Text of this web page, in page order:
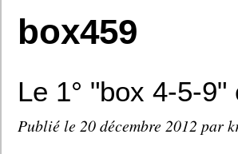
box459
Le 1° "box 4-5-
Publié le 20 décembre 2012 par